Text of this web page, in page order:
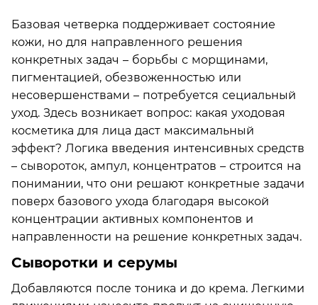
Базовая четверка поддерживает состояние
кожи, но для направленного решения
конкретных задач – борьбы с морщинами,
пигментацией, обезвоженностью или
несовершенствами – потребуется сециальный
уход. Здесь возникает вопрос: какая уходовая
косметика для лица даст максимальный
эффект? Логика введения интенсивных средств
– сывороток, ампул, концентратов – строится на
понимании, что они решают конкретные задачи
поверх базового ухода благодаря высокой
концентрации активных компонентов и
направленности на решение конкретных задач.
Сыворотки и серумы
Добавляются после тоника и до крема. Легкими